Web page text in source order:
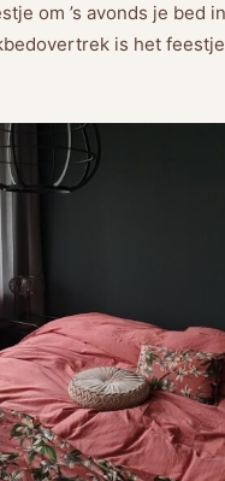
om ’s avonds je bed
is het